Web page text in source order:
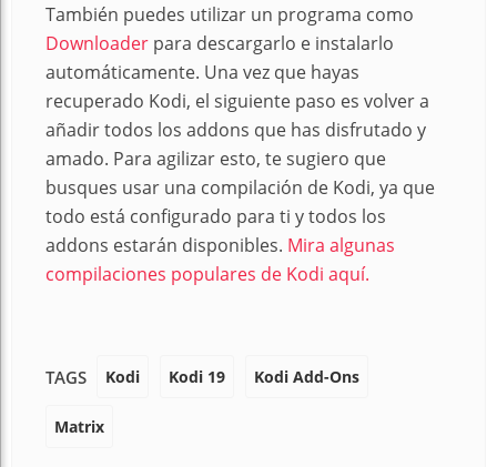
También puedes utilizar un programa como
Downloader para descargarlo e instalarlo
automáticamente. Una vez que hayas
recuperado Kodi, el siguiente paso es volver a
añadir todos los addons que has disfrutado y
amado. Para agilizar esto, te sugiero que
busques usar una compilación de Kodi, ya que
todo está configurado para ti y todos los
addons estarán disponibles. Mira algunas
compilaciones populares de Kodi aquí.
TAGS Kodi Kodi 19 Kodi Add-Ons
Matrix